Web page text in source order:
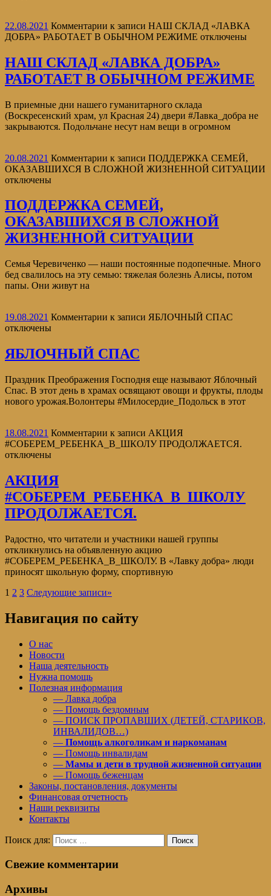
22.08.2021 Комментарии к записи НАШ СКЛАД «ЛАВКА
ДОБРА» РАБОТАЕТ В ОБЫЧНОМ РЕЖИМЕ отключены
НАШ СКЛАД «ЛАВКА ДОБРА»
РАБОТАЕТ В ОБЫЧНОМ РЕЖИМЕ
В приемные дни нашего гуманитарного склада
(Воскресенский храм, ул Красная 24) двери #Лавка_добра не
закрываются. Подольчане несут нам вещи в огромном
20.08.2021 Комментарии к записи ПОДДЕРЖКА СЕМЕЙ,
ОКАЗАВШИХСЯ В СЛОЖНОЙ ЖИЗНЕННОЙ СИТУАЦИИ
отключены
ПОДДЕРЖКА СЕМЕЙ,
ОКАЗАВШИХСЯ В СЛОЖНОЙ
ЖИЗНЕННОЙ СИТУАЦИИ
Семья Черевиченко — наши постоянные подопечные. Много
бед свалилось на эту семью: тяжелая болезнь Алисы, потом
папы. Они живут на
19.08.2021 Комментарии к записи ЯБЛОЧНЫЙ СПАС
отключены
ЯБЛОЧНЫЙ СПАС
Праздник Преображения Господня еще называют Яблочный
Спас. В этот день в храмах освящают овощи и фрукты, плоды
нового урожая.Волонтеры #Милосердие_Подольск в этот
18.08.2021 Комментарии к записи АКЦИЯ
#СОБЕРЕМ_РЕБЕНКА_В_ШКОЛУ ПРОДОЛЖАЕТСЯ.
отключены
АКЦИЯ
#СОБЕРЕМ_РЕБЕНКА_В_ШКОЛУ
ПРОДОЛЖАЕТСЯ.
Радостно, что читатели и участники нашей группы
откликнулись на объявленную акцию
#СОБЕРЕМ_РЕБЕНКА_В_ШКОЛУ. В «Лавку добра» люди
приносят школьную форму, спортивную
1 2 3 Следующие записи»
Навигация по сайту
О нас
Новости
Наша деятельность
Нужна помощь
Полезная информация
— Лавка добра
— Помощь бездомным
— ПОИСК ПРОПАВШИХ (ДЕТЕЙ, СТАРИКОВ,
ИНВАЛИДОВ…)
— Помощь алкоголикам и наркоманам
— Помощь инвалидам
— Мамы и дети в трудной жизненной ситуации
— Помощь беженцам
Законы, постановления, документы
Финансовая отчетность
Наши реквизиты
Контакты
Поиск для: Поиск
Свежие комментарии
Архивы